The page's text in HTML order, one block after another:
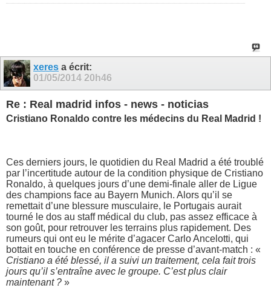
xeres a écrit:
01/05/2014 20h46
Re : Real madrid infos - news - noticias
Cristiano Ronaldo contre les médecins du Real Madrid !
Ces derniers jours, le quotidien du Real Madrid a été troublé
par l’incertitude autour de la condition physique de Cristiano
Ronaldo, à quelques jours d’une demi-finale aller de Ligue
des champions face au Bayern Munich. Alors qu’il se
remettait d’une blessure musculaire, le Portugais aurait
tourné le dos au staff médical du club, pas assez efficace à
son goût, pour retrouver les terrains plus rapidement. Des
rumeurs qui ont eu le mérite d’agacer Carlo Ancelotti, qui
bottait en touche en conférence de presse d’avant-match : «
Cristiano a été blessé, il a suivi un traitement, cela fait trois
jours qu’il s’entraîne avec le groupe. C’est plus clair
maintenant ? »